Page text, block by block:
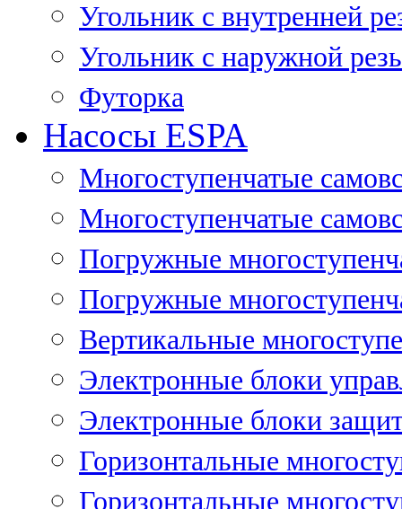
Угольник с внутренней
Угольник с наружной
Футорка
Насосы ESPA
Многоступенчатые
Многоступенчатые
Погружные
Погружные
Вертикальные
Электронные блоки
Электронные блоки
Горизонтальные
Горизонтальные